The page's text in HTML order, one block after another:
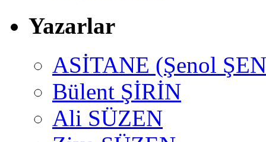
Yazarlar
ASİTANE (Şenol
Bülent ŞİRİN
Ali SÜZEN